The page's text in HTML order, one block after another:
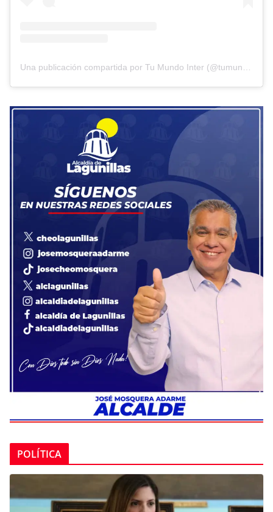
Una publicación compartida por Tu Mundo Inter (@tumundointer)
POLÍTICA